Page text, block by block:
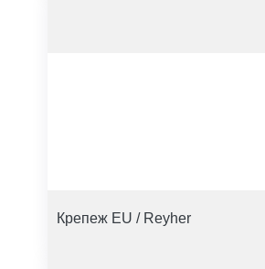
Крепеж EU / Reyher